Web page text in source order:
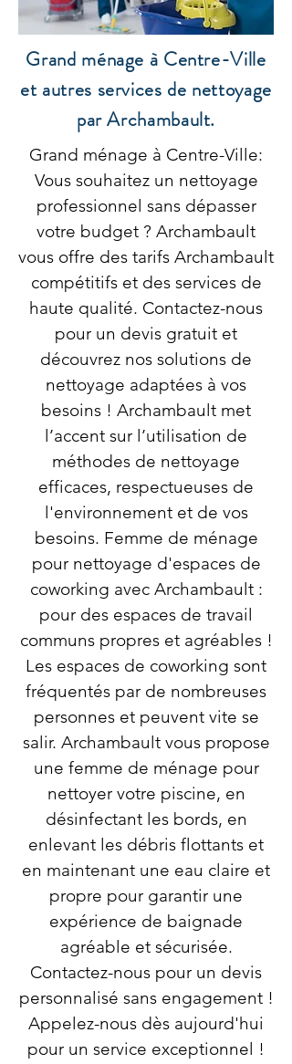
Grand ménage à Centre-Ville
et autres services de nettoyage
par Archambault.
Grand ménage à Centre-Ville:
Vous souhaitez un nettoyage
professionnel sans dépasser
votre budget ? Archambault
vous offre des tarifs Archambault
compétitifs et des services de
haute qualité. Contactez-nous
pour un devis gratuit et
découvrez nos solutions de
nettoyage adaptées à vos
besoins ! Archambault met
l’accent sur l’utilisation de
méthodes de nettoyage
efficaces, respectueuses de
l'environnement et de vos
besoins. Femme de ménage
pour nettoyage d'espaces de
coworking avec Archambault :
pour des espaces de travail
communs propres et agréables !
Les espaces de coworking sont
fréquentés par de nombreuses
personnes et peuvent vite se
salir. Archambault vous propose
une femme de ménage pour
nettoyer votre piscine, en
désinfectant les bords, en
enlevant les débris flottants et
en maintenant une eau claire et
propre pour garantir une
expérience de baignade
agréable et sécurisée.
Contactez-nous pour un devis
personnalisé sans engagement !
Appelez-nous dès aujourd'hui
pour un service exceptionnel !